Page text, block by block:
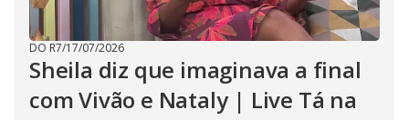
DO R7/17/07/2026
Sheila diz que imaginava a final
com Vivão e Nataly | Live Tá na